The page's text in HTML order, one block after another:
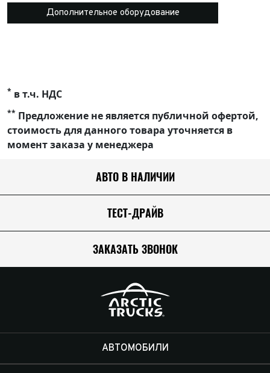
Дополнительное оборудование
* в т.ч. НДС
** Предложение не является публичной офертой,
стоимость для данного товара уточняется в
момент заказа у менеджера
АВТО В НАЛИЧИИ
ТЕСТ-ДРАЙВ
ЗАКАЗАТЬ ЗВОНОК
АВТОМОБИЛИ